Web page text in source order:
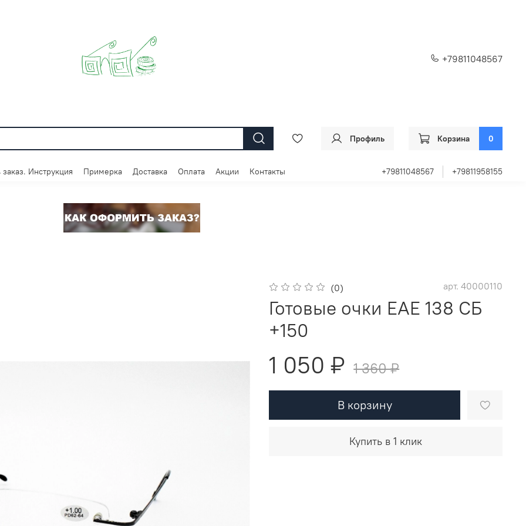
+79811048567
Профиль Корзина 0
Инструкция Примерка Доставка Оплата Акции Контакты +79811048567 +79811958155
(0) арт. 40000110
Готовые очки EAE 138 СБ
+150
1 050 ₽ 1 360 ₽
В корзину
Купить в 1 клик